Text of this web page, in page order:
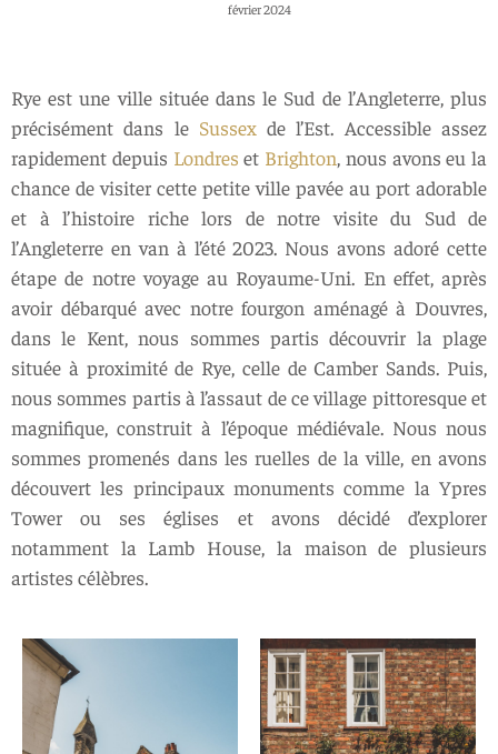
février 2024
Rye est une ville située dans le Sud de l’Angleterre, plus
précisément dans le Sussexde l’Est. Accessible assez
rapidement depuis Londres et Brighton, nous avons eu la
chance de visiter cette petite ville pavée au port adorable
et à l’histoire riche lors de notre visite du Sud de
l’Angleterre en van à l’été 2023. Nous avons adoré cette
étape de notre voyage au Royaume-Uni. En effet, après
avoir débarqué avec notre fourgon aménagé à Douvres,
dans le Kent, nous sommes partis découvrir la plage
située à proximité de Rye, celle de Camber Sands. Puis,
nous sommes partis à l’assaut de ce village pittoresque et
magnifique, construit à l’époque médiévale. Nous nous
sommes promenés dans les ruelles de la ville, en avons
découvert les principaux monuments comme la Ypres
Tower ou ses églises et avons décidé d’explorer
notamment la Lamb House, la maison de plusieurs
artistes célèbres.